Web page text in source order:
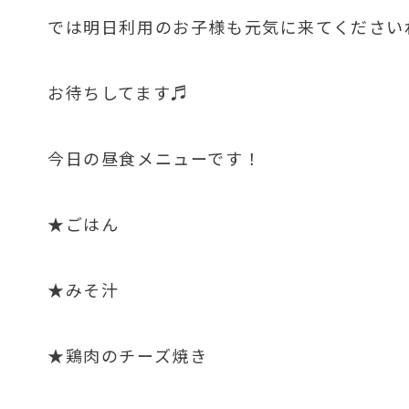
では明日利用のお子様も元気に来てくださ
お待ちしてます♬
今日の昼食メニューです！
★ごはん
★みそ汁
★鶏肉のチーズ焼き